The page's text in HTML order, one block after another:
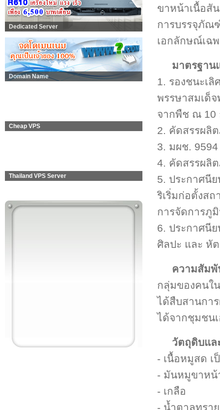
Dedicated Server
Domain Name
Cheap VPS
Thailand VPS Server
ขาหน้าเนื้อสั
การบรรจุภัณ
เอกลักษณ์เฉ
มาตรฐาน
1. รองชนะเ
พรรษาสมเด็จ
จากพืช ณ 10
2. คัดสรรผลิ
3. มผช.
4. คัดสรรผลิ
5. ประกาศนี
ริเริ่มก่อตั้งส
การจัดการภู
6. ประกาศนี
ศิลปะ และ หั
ความสัม
กลุ่มของคนใ
ได้สืบสานกา
ได้จากชุมชน
วัตถุดิบแล
- เนื้อหมูสด เ
- มันหมูขาหน้
- เกลือ
- น้ำตาลทราย